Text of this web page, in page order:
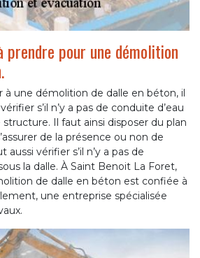
prendre pour une démolition
à une démolition de dalle en béton, il
s’il n’y a pas de conduite d’eau
Il faut ainsi disposer du plan
de la présence ou non de
vérifier s’il n’y a pas de
la dalle. À Saint Benoit La Foret,
de dalle en béton est confiée à
une entreprise spécialisée